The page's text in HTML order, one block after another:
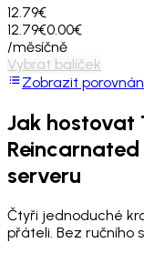
12.79€
12.79€0.00€
/měsíčně
Vybrat balíček
Zobrazit
Jak hostovat
serveru
Čtyři jednoduché
přáteli. Bez ručního